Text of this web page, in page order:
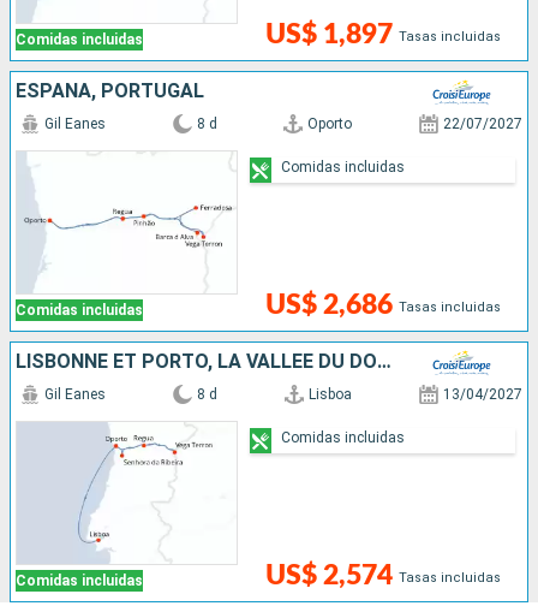
Comidas incluidas US$ 1,897 Tasas incluidas
ESPAÑA, PORTUGAL
Comidas incluidas
Gil Eanes 8 d Oporto 22/07/2027
US$ 2,686 Tasas incluidas
Comidas incluidas
LISBONNE ET PORTO, LA VALLÉE DU DOURO
Comidas incluidas
Gil Eanes 8 d Lisboa 13/04/2027
US$ 2,574 Tasas incluidas
Comidas incluidas